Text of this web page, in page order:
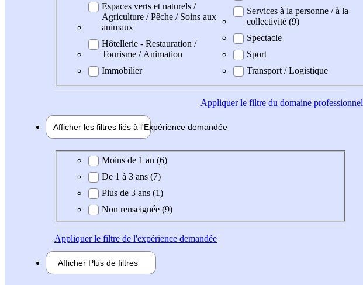
Espaces verts et naturels /
Agriculture / Pêche / Soins aux
animaux
Hôtellerie - Restauration /
Tourisme / Animation
Immobilier
Services à la personne / à la
collectivité (9)
Spectacle
Sport
Transport / Logistique
Appliquerle filtre du domaine professionnel
Afficher les filtres liés à l'Expérience demandée
Expérience demandée
Moins de 1 an (6)
De 1 à 3 ans (7)
Plus de 3 ans (1)
Non renseignée (9)
Appliquerle filtre de l'expérience demandée
Afficher Plus de filtres